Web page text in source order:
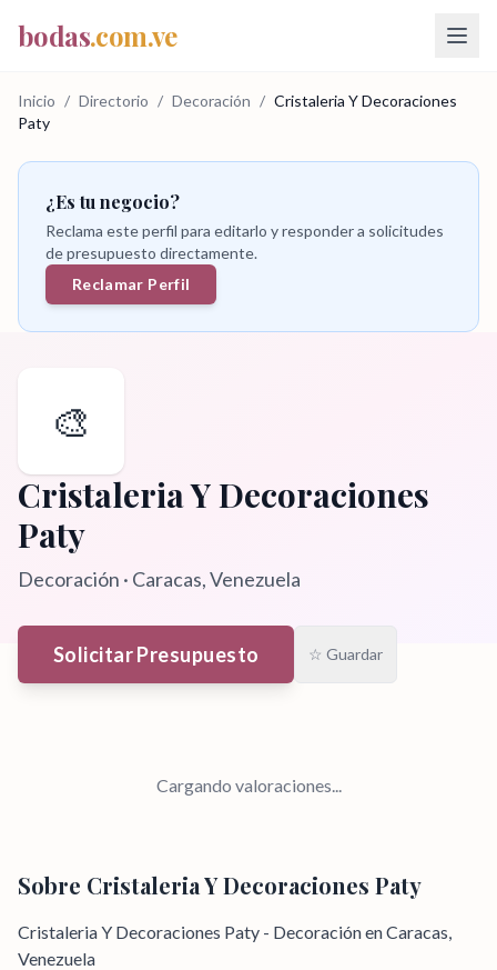
bodas.com.ve
Inicio / Directorio / Decoración / Cristaleria Y Decoraciones
Paty
¿Es tu negocio?
Reclama este perfil para editarlo y responder a solicitudes
de presupuesto directamente.
Reclamar Perfil
🎨
Cristaleria Y Decoraciones
Paty
Decoración · Caracas, Venezuela
Solicitar Presupuesto ☆ Guardar
Cargando valoraciones...
Sobre Cristaleria Y Decoraciones Paty
Cristaleria Y Decoraciones Paty - Decoración en Caracas,
Venezuela